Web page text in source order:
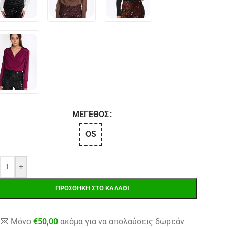
ΜΈΓΕΘΟΣ
OS
+
ΠΡΟΣΘΉΚΗ ΣΤΟ ΚΑΛΆΘΙ
💌 Μόνο €50,00ακόμα για να απολαύσεις δωρεάν